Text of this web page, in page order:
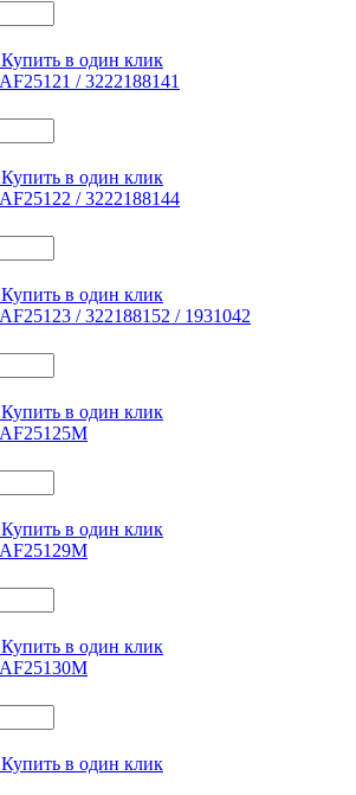
Купить в один клик
/ 3222188141
Купить в один клик
/ 3222188144
Купить в один клик
/ 322188152 / 1931042
Купить в один клик
Купить в один клик
Купить в один клик
Купить в один клик